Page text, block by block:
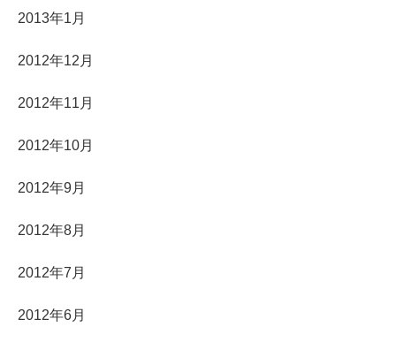
2013年1月
2012年12月
2012年11月
2012年10月
2012年9月
2012年8月
2012年7月
2012年6月